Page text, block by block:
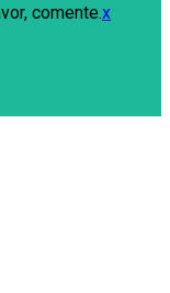
comente.x